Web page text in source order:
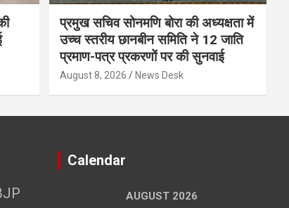
प्रमुख सचिव सोनमणि बोरा की अध्यक्षता में
उच्च स्तरीय छानबीन समिति ने 12 जाति
प्रमाण-पत्र प्रकरणों पर की सुनवाई
August 8, 2026 News Desk
Calendar
AUGUST 2026